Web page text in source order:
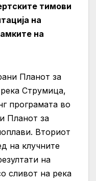
тимови
на
на
Планот за
Струмица,
програмата во
Планот за
Вториот
на клучните
на
сливот на река